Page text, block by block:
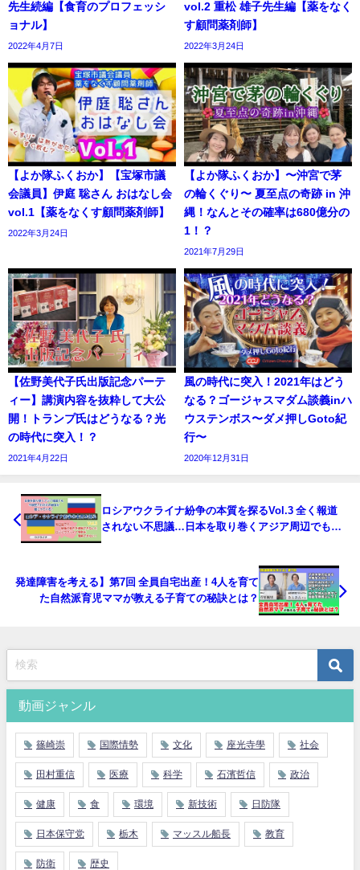
先生続編【食育のプロフェッシ
ョナル】
2022年4月7日
vol.2 重松 雄子先生編【薬をなく
す顧問薬剤師】
2022年3月24日
【よか隊ふくおか】【宝塚市議
会議員】伊庭 聡さん おはなし会
vol.1【薬をなくす顧問薬剤師】
2022年3月24日
【よか隊ふくおか】〜沖宮で茅
の輪くぐり〜 夏至点の奇跡 in 沖
縄！なんとその確率は680億分の
1！？
2021年7月29日
【佐野美代子氏出版記念パーテ
ィー】講演内容を抜粋して大公
開！トランプ氏はどうなる？光
の時代に突入！？
2021年4月22日
風の時代に突入！2021年はどう
なる？ゴージャスマダム談義inハ
ウステンボス〜ダメ押しGoto紀
行〜
2020年12月31日
ロシアウクライナ紛争の本質を探るVol.3 全く報道
されない不思議…日本を取り巻くアジア周辺でもこ
発達障害を考える】第7回 全員自宅出産！4人を育て
た自然派育児ママが教える子育ての秘訣とは？
動画ジャンル
篠崎崇 国際情勢 文化 座光寺學 社会
田村重信 医療 科学 石濱哲信 政治
健康 食 環境 新技術 日防隊
日本保守党 栃木 マッスル船長 教育
防衛 歴史